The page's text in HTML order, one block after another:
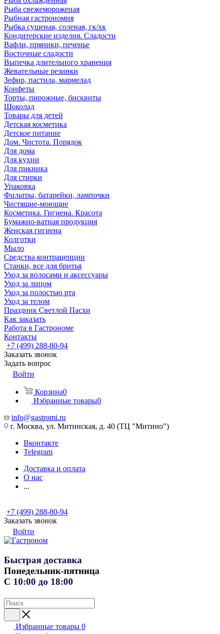
Рыба свежемороженая
Рыбная гастрономия
Рыбка сушеная, соленая, гк/хк
Кондитерские изделия. Сладости
Вафли, пряники, печенье
Восточные сладости
Выпечка длительного хранения
Жевательные резинки
Зефир, пастила, мармелад
Конфеты
Торты, пирожные, бисквиты
Шоколад
Товары для детей
Детская косметика
Детское питание
Дом. Чистота. Порядок
Для дома
Для кухни
Для пикника
Для стирки
Упаковка
Фильтры, батарейки, лампочки
Чистящие-моющие
Косметика. Гигиена. Красота
Бумажно-ватная продукция
Женская гигиена
Колготки
Мыло
Средства контрацепции
Станки, все для бритья
Уход за волосами и аксессуары
Уход за лицом
Уход за полостью рта
Уход за телом
Праздник Светлой Пасхи
Как заказать
Работа в Гастрономе
Контакты
+7 (499) 288-80-94
Заказать звонок
Задать вопрос
Войти
Корзина0
Избранные товары0
info@gastromi.ru
г. Москва, ул. Митинская, д. 40 (ТЦ "Митино")
Вконтакте
Telegram
Доставка и оплата
О нас
...
+7 (499) 288-80-94
Заказать звонок
Войти
Быстрая доставка
Понедельник-пятница
С 10:00 до 18:00
Избранные товары 0